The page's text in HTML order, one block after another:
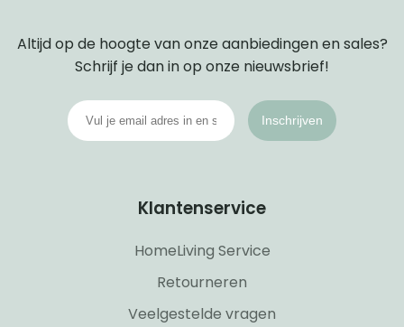
Altijd op de hoogte van onze aanbiedingen en sales?
Schrijf je dan in op onze nieuwsbrief!
Inschrijven
Klantenservice
HomeLiving Service
Retourneren
Veelgestelde vragen